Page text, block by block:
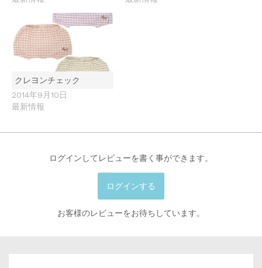
クレヨンチェック
2014年9月10日
最新情報
ログインしてレビューを書く事ができます。
ログインする
お客様のレビューをお待ちしています。